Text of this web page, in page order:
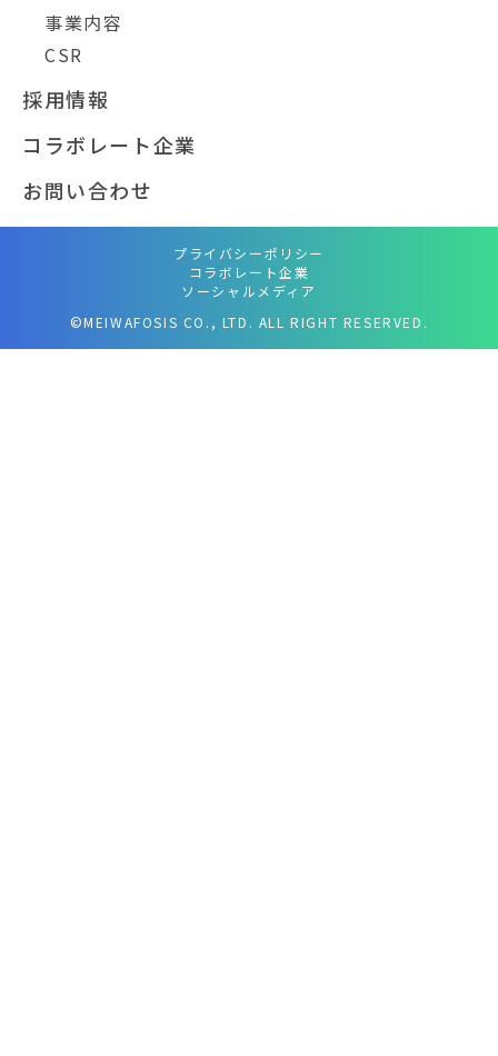
事業内容
CSR
採用情報
コラボレート企業
お問い合わせ
プライバシーポリシー
コラボレート企業
ソーシャルメディア
©MEIWAFOSIS CO., LTD. ALL RIGHT RESERVED.